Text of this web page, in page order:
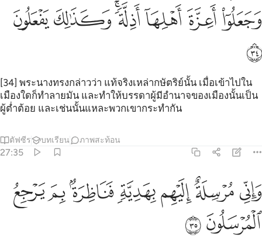
ﳈﳉﳊﳋﳌﳍﳎ
ﳏ
[34] พระนางทรงกล่าวว่า แท้จริงเหล่ากษัตริย์นั้น เมื่อเข้าไปใน
เมืองใดก็ทำลายมัน และทำให้บรรดาผู้มีอำนาจของเมืองนั้นเป็น
ผู้ต่ำต้อย และเช่นนั้นแหละพวกเขากระทำกัน
ตัฟซีร บทเรียน ภาพสะท้อน
27:35
واني مرسلة اليهم بهدية فناظرة بم يرجع المرسلون ٣٥
وَإِنِّى مُرْسِلَةٌ إِلَيْهِم بِهَدِيَّةٍۢ فَنَاظِرَةٌۢ بِمَ يَرْجِعُ ٱلْمُرْسَلُونَ
ﳐﳑﳒﳓ ﳔﳕﳖ
ﳗﳘ